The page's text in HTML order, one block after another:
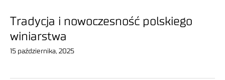
Tradycja i nowoczesność polskiego
winiarstwa
15 października, 2025